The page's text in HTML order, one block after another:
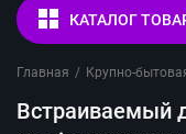
КАТАЛОГ
Главная / Крупно-
Встраиваемый